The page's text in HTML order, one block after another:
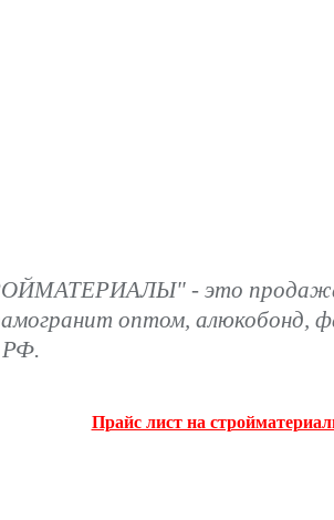
- это продажа
оптом, алюкобонд,
РФ.
Прайс лист на